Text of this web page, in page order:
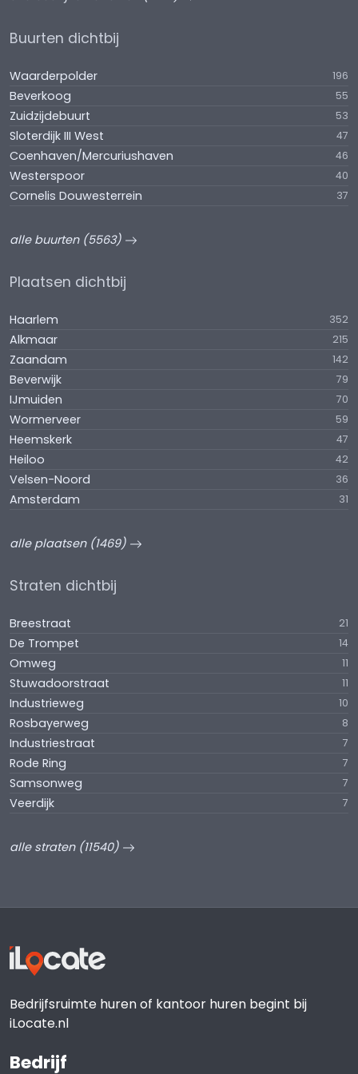
Buurten dichtbij
Waarderpolder 196
Beverkoog 55
Zuidzijdebuurt 53
Sloterdijk III West 47
Coenhaven/Mercuriushaven 46
Westerspoor 40
Cornelis Douwesterrein 37
alle buurten (5563)
Plaatsen dichtbij
Haarlem 352
Alkmaar 215
Zaandam 142
Beverwijk 79
IJmuiden 70
Wormerveer 59
Heemskerk 47
Heiloo 42
Velsen-Noord 36
Amsterdam 31
alle plaatsen (1469)
Straten dichtbij
Breestraat 21
De Trompet 14
Omweg 11
Stuwadoorstraat 11
Industrieweg 10
Rosbayerweg 8
Industriestraat 7
Rode Ring 7
Samsonweg 7
Veerdijk 7
alle straten (11540)
Bedrijfsruimte huren of kantoor huren begint bij
iLocate.nl
Bedrijf